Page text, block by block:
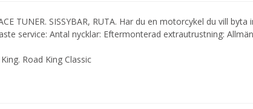
TUNER. SISSYBAR, RUTA. Har du en motorcykel du vill byta
service: Antal nycklar: Eftermonterad extrautrustning:
Road King Classic